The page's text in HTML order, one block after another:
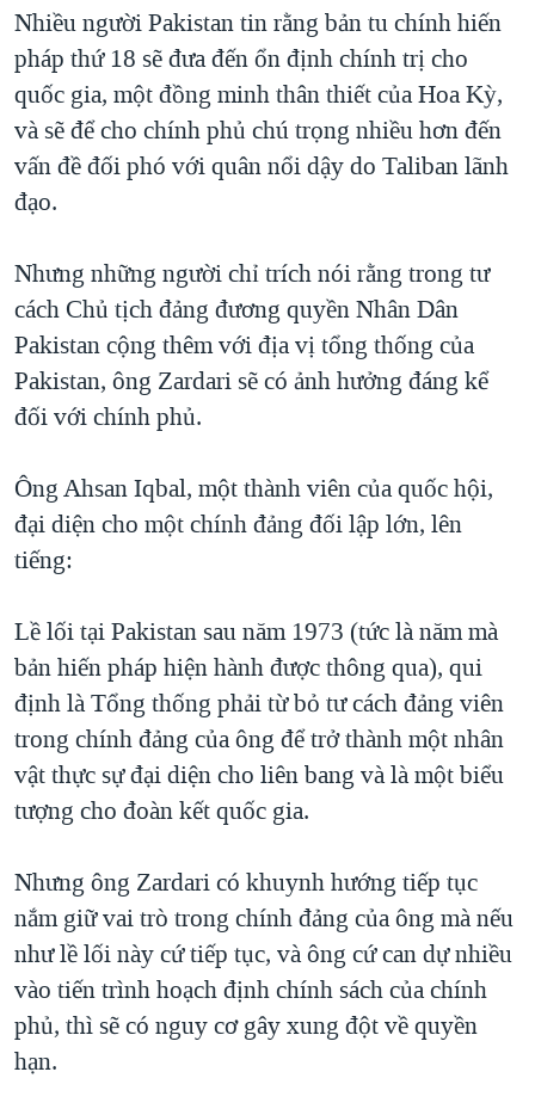
Nhiều người Pakistan tin rằng bản tu chính hiến
pháp thứ 18 sẽ đưa đến ổn định chính trị cho
quốc gia, một đồng minh thân thiết của Hoa Kỳ,
và sẽ để cho chính phủ chú trọng nhiều hơn đến
vấn đề đối phó với quân nổi dậy do Taliban lãnh
đạo.
Nhưng những người chỉ trích nói rằng trong tư
cách Chủ tịch đảng đương quyền Nhân Dân
Pakistan cộng thêm với địa vị tổng thống của
Pakistan, ông Zardari sẽ có ảnh hưởng đáng kể
đối với chính phủ.
Ông Ahsan Iqbal, một thành viên của quốc hội,
đại diện cho một chính đảng đối lập lớn, lên
tiếng:
Lề lối tại Pakistan sau năm 1973 (tức là năm mà
bản hiến pháp hiện hành được thông qua), qui
định là Tổng thống phải từ bỏ tư cách đảng viên
trong chính đảng của ông để trở thành một nhân
vật thực sự đại diện cho liên bang và là một biểu
tượng cho đoàn kết quốc gia.
Nhưng ông Zardari có khuynh hướng tiếp tục
nắm giữ vai trò trong chính đảng của ông mà nếu
như lề lối này cứ tiếp tục, và ông cứ can dự nhiều
vào tiến trình hoạch định chính sách của chính
phủ, thì sẽ có nguy cơ gây xung đột về quyền
hạn.